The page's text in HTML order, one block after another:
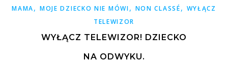
MAMA, MOJE DZIECKO NIE MÓWI, NON CLASSÉ, WYŁĄCZ
TELEWIZOR
WYŁĄCZ TELEWIZOR! DZIECKO
NA ODWYKU.